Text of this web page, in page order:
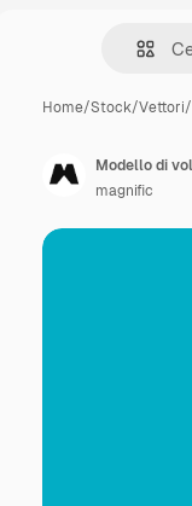
Home/Stock/Vettori/
magnific